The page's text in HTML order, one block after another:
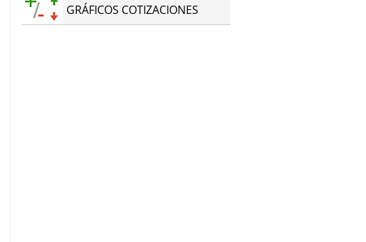
GRÁFICOS COTIZACIONES